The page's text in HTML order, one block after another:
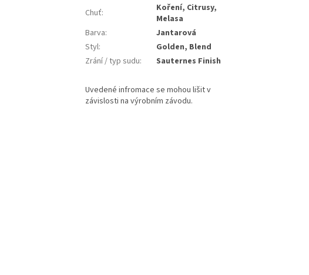
Chuť:
Koření, Citrusy,
Melasa
Barva:
Jantarová
Styl:
Golden, Blend
Zrání / typ sudu: Sauternes Finish